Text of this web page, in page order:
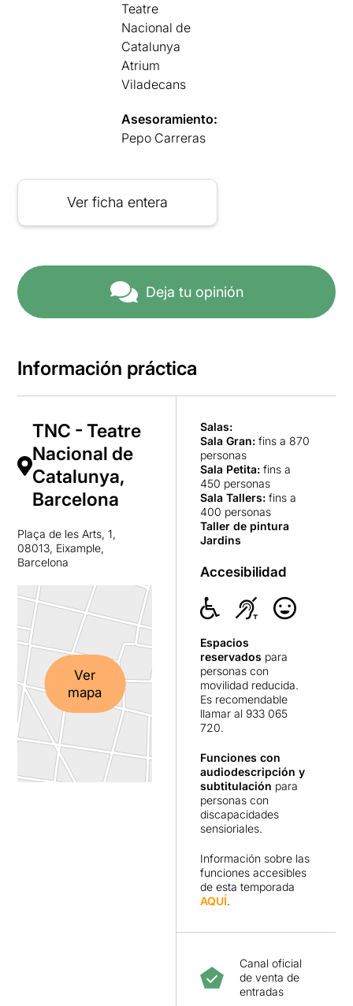
Teatre
Nacional de
Catalunya
Atrium
Viladecans
Asesoramiento:
Pepo Carreras
Ver ficha entera
Deja tu opinión
Información práctica
TNC - Teatre
Nacional de
Catalunya,
Barcelona
Plaça de les Arts, 1,
08013, Eixample,
Barcelona
Ver
mapa
Salas:
Sala Gran: fins a 870
personas
Sala Petita: fins a
450 personas
Sala Tallers: fins a
400 personas
Taller de pintura
Jardins
Accesibilidad
Espacios
reservados para
personas con
movilidad reducida.
Es recomendable
llamar al 933 065
720.
Funciones con
audiodescripción y
subtitulación para
personas con
discapacidades
sensioriales.
Información sobre las
funciones accesibles
de esta temporada
AQUÍ.
Canal oficial
de venta de
entradas